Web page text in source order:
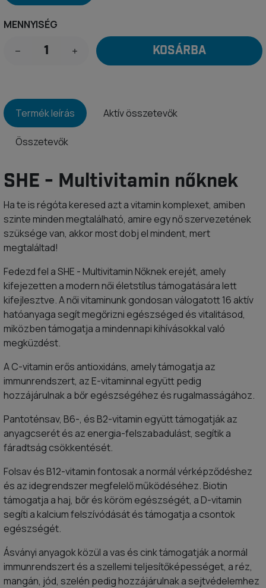
MENNYISÉG
KOSÁRBA
Termék leírás Aktív összetevők
Összetevők
SHE - Multivitamin nőknek
Ha te is régóta keresed azt a vitamin komplexet, amiben
szinte minden megtalálható, amire egy nő szervezetének
szüksége van, akkor most dobj el mindent, mert
megtaláltad!
Fedezd fel a SHE - Multivitamin Nőknek erejét, amely
kifejezetten a modern női életstílus támogatására lett
kifejlesztve. A női vitaminunk gondosan válogatott 16 aktív
hatóanyaga segít megőrizni egészséged és vitalitásod,
miközben támogatja a mindennapi kihívásokkal való
megküzdést.
A C-vitamin erős antioxidáns, amely támogatja az
immunrendszert, az E-vitaminnal együtt pedig
hozzájárulnak a bőr egészségéhez és rugalmasságához.
Pantoténsav, B6-, és B2-vitamin együtt támogatják az
anyagcserét és az energia-felszabadulást, segítik a
fáradtság csökkentését.
Folsav és B12-vitamin fontosak a normál vérképződéshez
és az idegrendszer megfelelő működéséhez. Biotin
támogatja a haj, bőr és köröm egészségét, a D-vitamin
segíti a kalcium felszívódását és támogatja a csontok
egészségét.
Ásványi anyagok közül a vas és cink támogatják a normál
immunrendszert és a szellemi teljesítőképességet, a réz,
mangán, jód, szelén pedig hozzájárulnak a sejtvédelemhez